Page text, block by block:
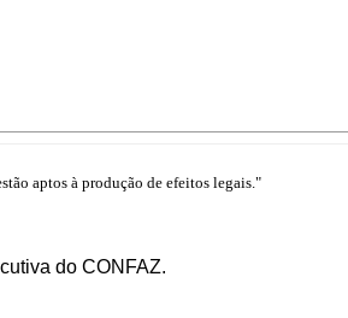
aptos à produção de efeitos legais."
do CONFAZ.